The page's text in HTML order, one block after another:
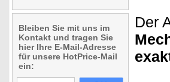
Bleiben Sie mit uns im
Kontakt und tragen Sie
hier Ihre E-Mail-Adresse
für unsere HotPrice-Mail
ein:
Der